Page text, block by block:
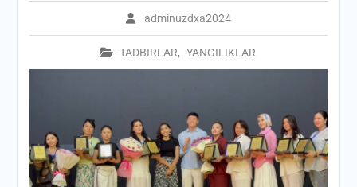
adminuzdxa2024
TADBIRLAR, YANGILIKLAR